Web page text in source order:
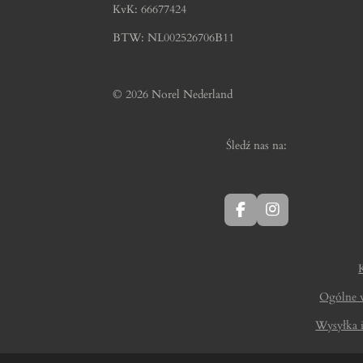
KvK: 66677424
BTW: NL002526706B11
© 2026 Norel Nederland
Śledź nas na:
F
a
I
n
Ogólne